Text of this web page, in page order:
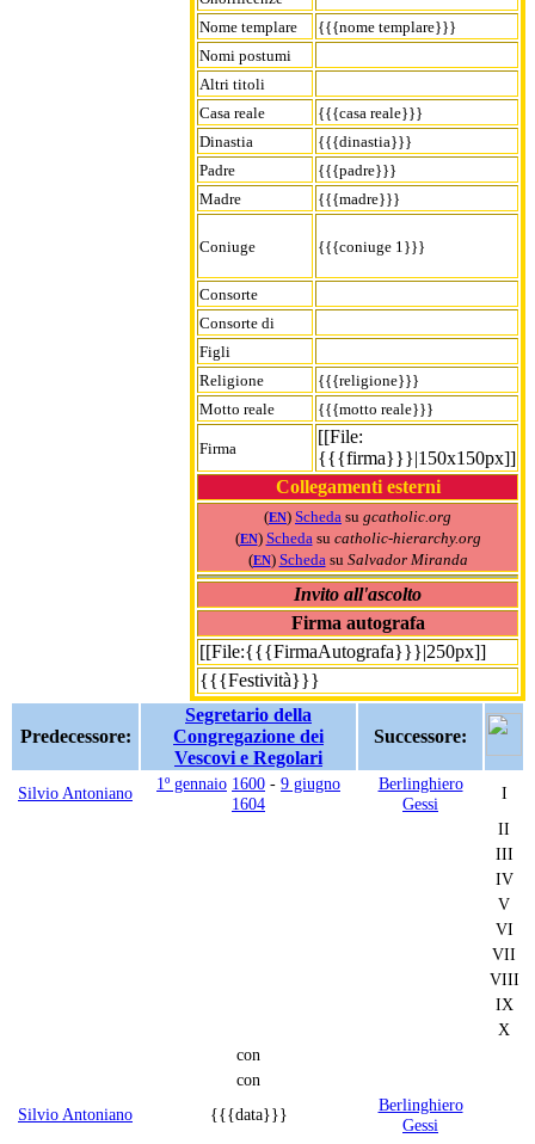
Nome templare
{{{nome templare}}}
Nomi postumi
Altri titoli
Casa reale
{{{casa reale}}}
Dinastia
{{{dinastia}}}
Padre
{{{padre}}}
Madre
{{{madre}}}
Coniuge {{{coniuge 1}}}
Consorte
Consorte di
Figli
Religione
{{{religione}}}
Motto reale
{{{motto reale}}}
Firma
[[File:
{{{firma}}}|150x150px]]
Collegamenti esterni
(EN) Scheda su gcatholic.org
(EN) Scheda su catholic-hierarchy.org
(EN) Scheda su Salvador Miranda
Invito all'ascolto
Firma autografa
[[File:{{{FirmaAutografa}}}|250px]]
{{{Festività}}}
Predecessore:
Segretario della
Congregazione dei
Vescovi e Regolari
Successore:
Silvio Antoniano 1º gennaio 1600 - 9 giugno
1604
Berlinghiero
Gessi
I
II
III
IV
V
VI
VII
VIII
IX
X
con
con
Silvio Antoniano
{{{data}}}
Berlinghiero
Gessi